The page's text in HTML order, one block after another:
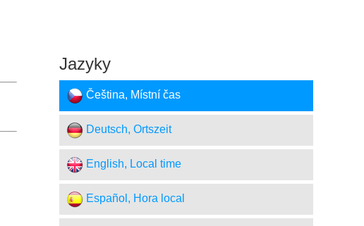
Jazyky
Čeština, Místní čas
Deutsch, Ortszeit
English, Local time
Español, Hora local